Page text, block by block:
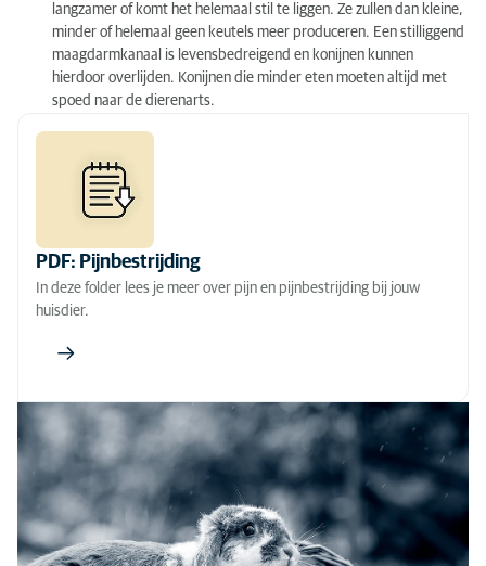
langzamer of komt het helemaal stil te liggen. Ze zullen dan kleine,
minder of helemaal geen keutels meer produceren. Een stilliggend
maagdarmkanaal is levensbedreigend en konijnen kunnen
hierdoor overlijden. Konijnen die minder eten moeten altijd met
spoed naar de dierenarts.
PDF: Pijnbestrijding
In deze folder lees je meer over pijn en pijnbestrijding bij jouw
huisdier.